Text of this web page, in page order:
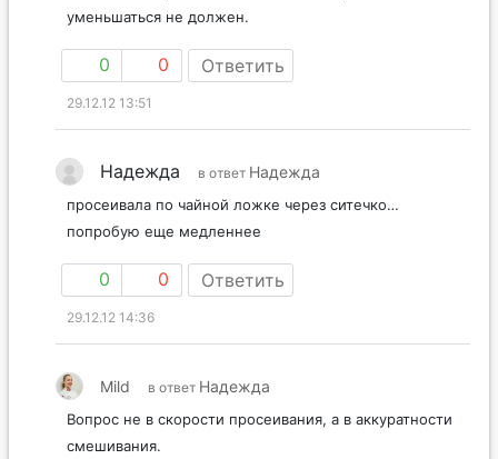
уменьшаться не должен.
0 0 Ответить
29.12.12 13:51
Надежда в ответ Надежда
просеивала по чайной ложке через ситечко…
попробую еще медленнее
0 0 Ответить
29.12.12 14:36
Mild в ответ Надежда
Вопрос не в скорости просеивания, а в аккуратности
смешивания.